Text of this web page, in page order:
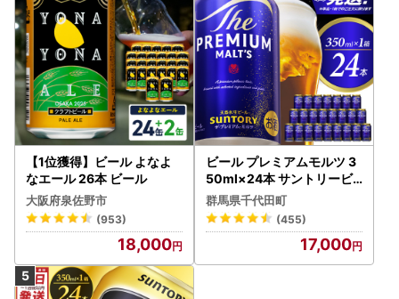
【1位獲得】ビール よなよ
なエール 26本 ビール
大阪府泉佐野市
(953)
18,000
ビール プレミアムモルツ 3
50ml×24本 サントリービ
ール
群馬県千代田町
(455)
17,000